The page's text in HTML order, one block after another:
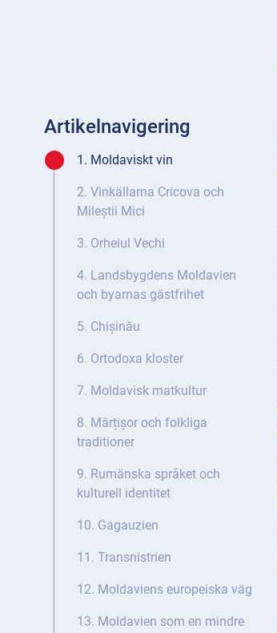
Artikelnavigering
1. Moldaviskt vin
2. Vinkällarna Cricova och
Mileștii Mici
3. Orheiul Vechi
4. Landsbygdens Moldavien
och byarnas gästfrihet
5. Chișinău
6. Ortodoxa kloster
7. Moldavisk matkultur
8. Mărțișor och folkliga
traditioner
9. Rumänska språket och
kulturell identitet
10. Gagauzien
11. Transnistrien
12. Moldaviens europeiska väg
13. Moldavien som en mindre